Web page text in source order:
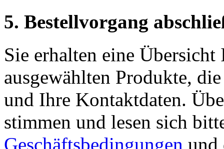
5. Bestellvorgang
Sie erhalten eine
ausgewählten Produkte,
und Ihre Kontaktdaten.
stimmen und lesen sich
Geschäftsbedingungen